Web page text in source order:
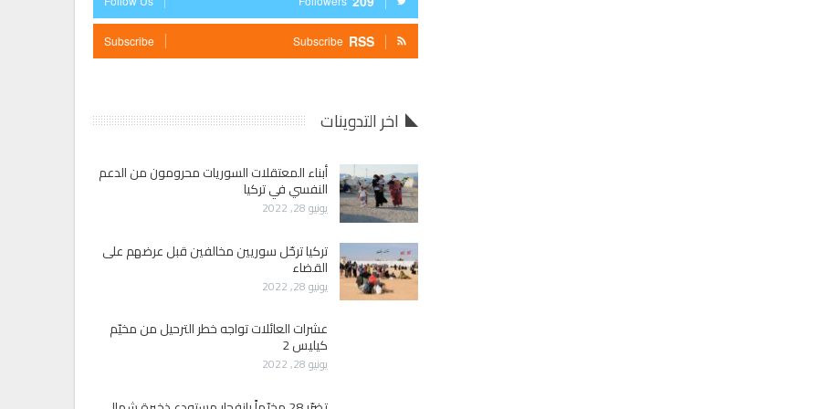
RSS
Subscribe
Subscribe
اخر التدوينات
أبناء المعتقلات السوريات محرومون من الدعم
النفسي في تركيا
يونيو 28, 2022
تركيا ترحّل سوريين مخالفين قبل عرضهم على
القضاء
يونيو 28, 2022
عشرات العائلات تواجه خطر الترحيل من مخيّم
كيليس 2
يونيو 28, 2022